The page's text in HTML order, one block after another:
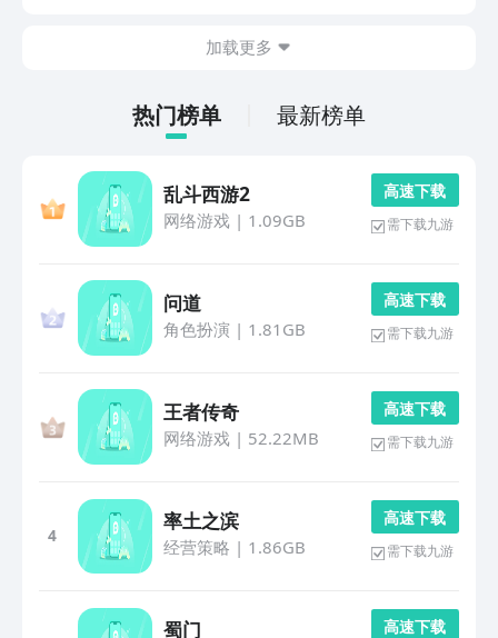
加载更多
热门榜单 最新榜单
乱斗西游2
网络游戏| 1.09GB
高 速 下 载
需下载九游
问道
角色扮演 | 1.81GB
高 速 下 载
需下载九游
王者传奇
网络游戏| 52.22MB
高 速 下 载
需下载九游
4
率土之滨
经营策略 | 1.86GB
高 速 下 载
需下载九游
蜀门 高 速 下 载